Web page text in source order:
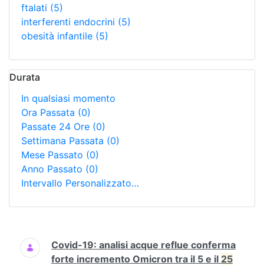
ftalati (5)
interferenti endocrini (5)
obesità infantile (5)
Durata
In qualsiasi momento
Ora Passata (0)
Passate 24 Ore (0)
Settimana Passata (0)
Mese Passato (0)
Anno Passato (0)
Intervallo Personalizzato…
Ricerca
Covid-19: analisi acque reflue conferma
forte incremento Omicron tra il 5 e il 25